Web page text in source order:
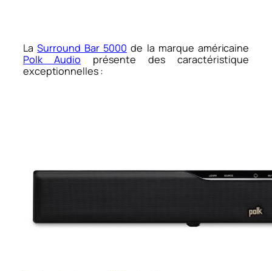
LaSurround Bar 5000 de la marque américaine
Polk Audio présente des caractéristique
exceptionnelles :